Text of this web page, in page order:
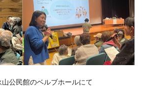
公民館のベルブホールにて